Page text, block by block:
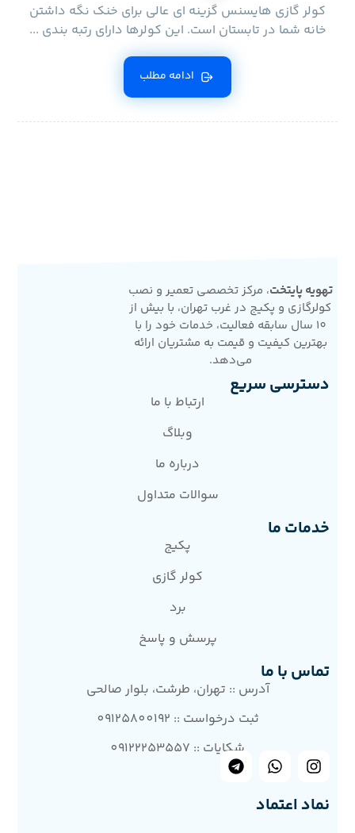
کولر گازی هایسنس گزینه ای عالی برای خنک نگه داشتن
خانه شما در تابستان است. این کولرها دارای رتبه بندی ...
ادامه مطلب
تهویه پایتخت، مرکز تخصصی تعمیر و نصب
کولرگازی و پکیج در غرب تهران، با بیش از
10 سال سابقه فعالیت، خدمات خود را با
بهترین کیفیت و قیمت به مشتریان ارائه
می‌دهد.
دسترسی سریع
ارتباط با ما
وبلاگ
درباره ما
سوالات متداول
خدمات ما
پکیج
کولر گازی
برد
پرسش و پاسخ
تماس با ما
آدرس :: تهران، طرشت، بلوار صالحی
ثبت درخواست :: 09125800192
شکایات :: 09122253557
نماد اعتماد